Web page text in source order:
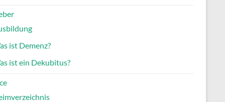
ist Demenz?
ist ein Dekubitus?